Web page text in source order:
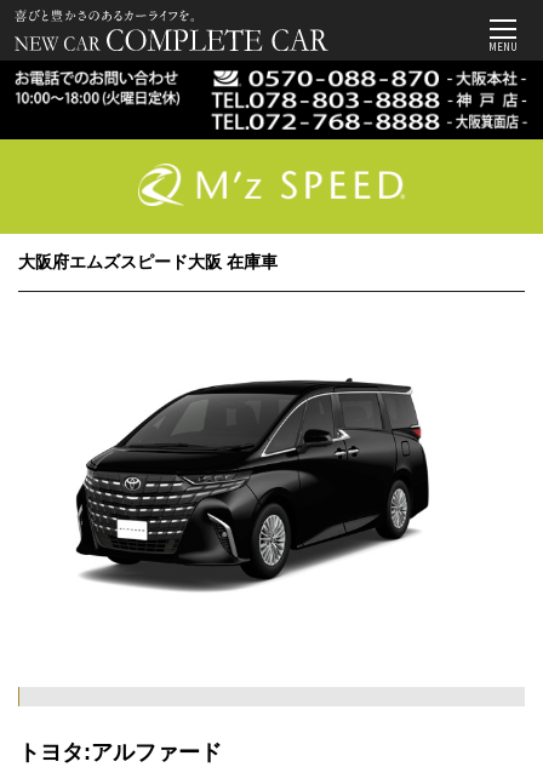
MENU
大阪府エムズスピード大阪 在庫車
トヨタ:アルファード